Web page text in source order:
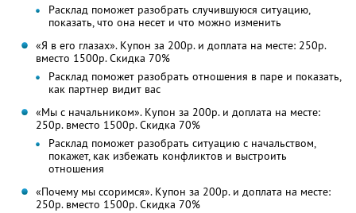
Расклад поможет разобрать случившуюся ситуацию,
показать, что она несет и что можно изменить
«Я в его глазах». Купон за 200р. и доплата на месте: 250р.
вместо 1500р. Скидка 70%
Расклад поможет разобрать отношения в паре и показать,
как партнер видит вас
«Мы с начальником». Купон за 200р. и доплата на месте:
250р. вместо 1500р. Скидка 70%
Расклад поможет разобрать ситуацию с начальством,
покажет, как избежать конфликтов и выстроить
отношения
«Почему мы ссоримся». Купон за 200р. и доплата на месте:
250р. вместо 1500р. Скидка 70%